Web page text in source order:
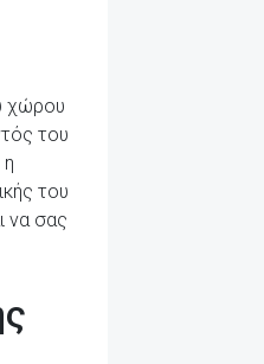
χώρου
του
του
να σας